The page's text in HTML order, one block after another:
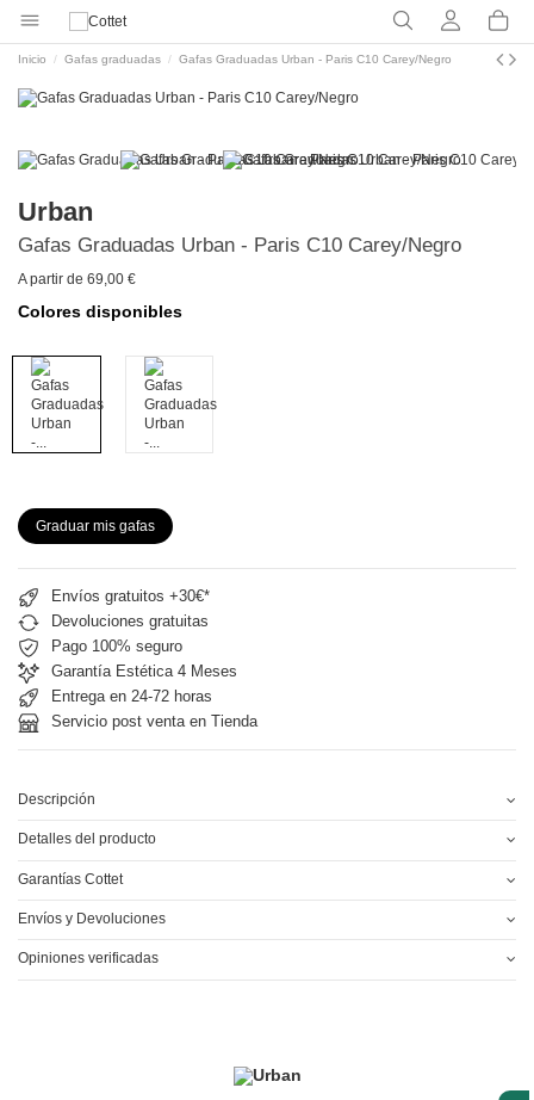
Inicio Gafas graduadas Gafas Graduadas Urban - Paris C10 Carey/Negro
Urban
Gafas Graduadas Urban - Paris C10 Carey/Negro
A partir de 69,00 €
Colores disponibles
Graduar mis gafas
Envíos gratuitos +30€*
Devoluciones gratuitas
Pago 100% seguro
Garantía Estética 4 Meses
Entrega en 24-72 horas
Servicio post venta en Tienda
Descripción
Detalles del producto
Garantías Cottet
Envíos y Devoluciones
Opiniones verificadas